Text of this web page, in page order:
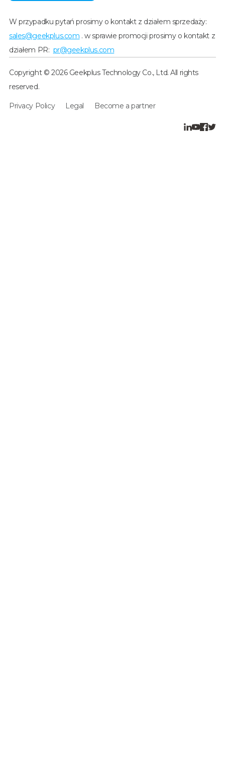
W przypadku pytań prosimy o kontakt z działem sprzedaży:
sales@geekplus.com . w sprawie promocji prosimy o kontakt z
działem PR: pr@geekplus.com
Copyright © 2026 Geekplus Technology Co., Ltd. All rights
reserved.
Privacy Policy Legal Become a partner